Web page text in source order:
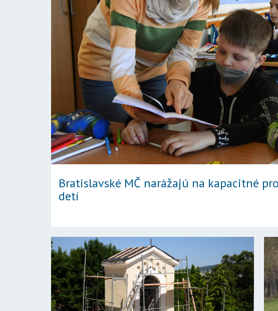
Bratislavské MČ narážajú na kapacitné
detí